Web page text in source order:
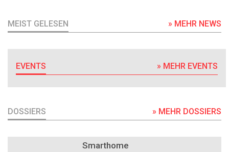
MEIST GELESEN » MEHR NEWS
EVENTS » MEHR EVENTS
DOSSIERS » MEHR DOSSIERS
Smarthome